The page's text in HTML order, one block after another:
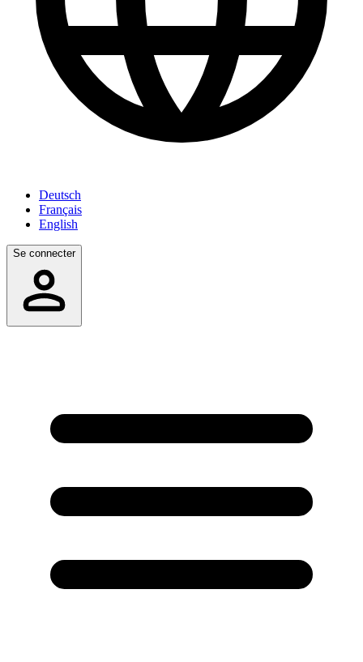
Deutsch
Français
English
Se connecter